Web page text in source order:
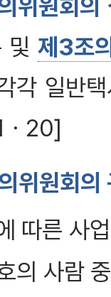
위원회의
및 제3조
각 일반
ㆍ20]
위원회의
따른 사
의 사람